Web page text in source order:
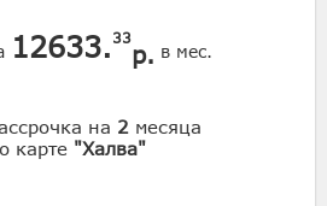
12633. 33
р. в мес.
на 2 месяца
карте "Халва"